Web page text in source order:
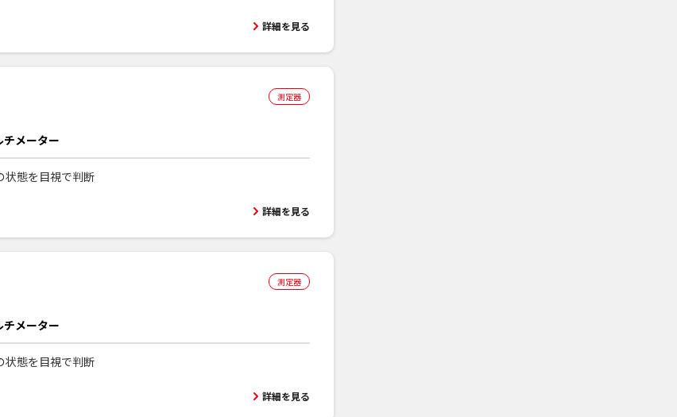
詳細を見る
測定器
メーター
状態を目視で判断
詳細を見る
測定器
メーター
状態を目視で判断
詳細を見る